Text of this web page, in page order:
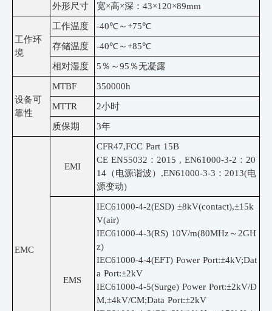
外形尺寸 宽×高×深：43×120×89mm
工作环
境
工作温度 -40℃～+75℃
存储温度 -40℃～+85℃
相对湿度 5％～95％无凝露
设备可
靠性
MTBF 350000h
MTTR 2小时
质保期 3年
EMC
EMI
CFR47,FCC Part 15B
CE EN55032：2015 , EN61000-3-2：20
14（电源谐波）,EN61000-3-3：2013(电
源变动)
EMS
IEC61000-4-2(ESD) ±8kV(contact),±15k
V(air)
IEC61000-4-3(RS) 10V/m(80MHz～2GH
z)
IEC61000-4-4(EFT) Power Port:±4kV;Dat
a Port:±2kV
IEC61000-4-5(Surge) Power Port:±2kV/D
M,±4kV/CM;Data Port:±2kV